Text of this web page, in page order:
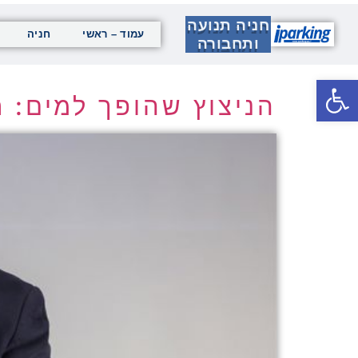
חניה תנועה
ותחבורה
עמוד – ראשי חניה
הניצוץ שהופך למים:
פתח סרגל נגישות